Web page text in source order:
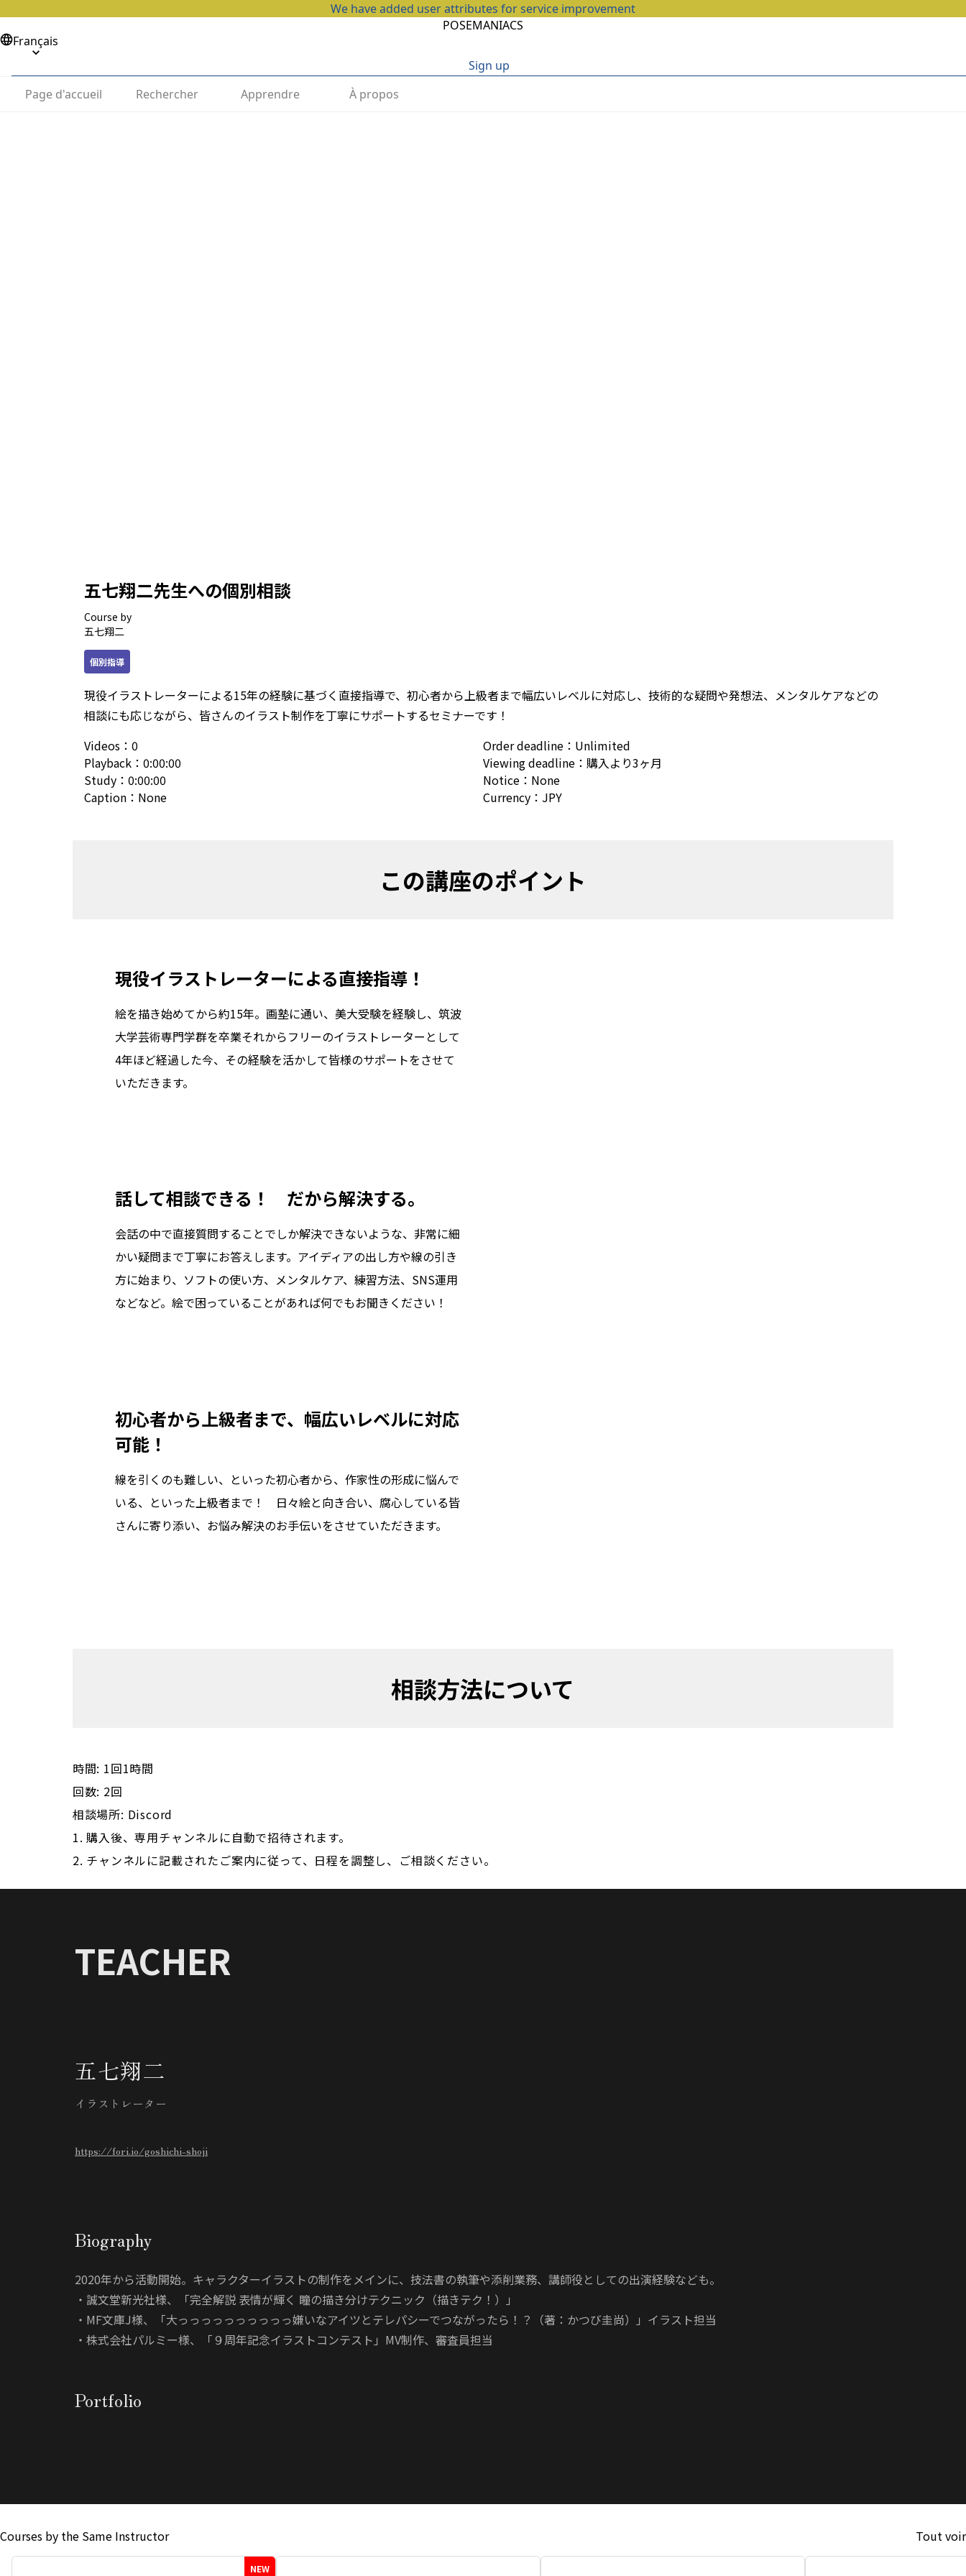
We have added user attributes for service improvement
POSEMANIACS
Français
Sign up
Page d'accueil
Rechercher Apprendre À propos
五七翔二先生への個別相談
Course by
五七翔二
個別指導
現役イラストレーターによる15年の経験に基づく直接指導で、初心者から上級者まで幅広いレベルに対応し、技術的な疑問や発想法、メンタルケアなどの
相談にも応じながら、皆さんのイラスト制作を丁寧にサポートするセミナーです！
Videos： 0
Playback： 0:00:00
Study： 0:00:00
Caption： None
Order deadline： Unlimited
Viewing deadline： 購入より3ヶ月
Notice： None
Currency： JPY
この講座のポイント
現役イラストレーターによる直接指導！
絵を描き始めてから約15年。画塾に通い、美大受験を経験し、筑波
大学芸術専門学群を卒業――それからフリーのイラストレーターとして
4年ほど経過した今、その経験を活かして皆様のサポートをさせて
いただきます。
話して相談できる！　だから解決する。
会話の中で直接質問することでしか解決できないような、非常に細
かい疑問まで丁寧にお答えします。アイディアの出し方や線の引き
方に始まり、ソフトの使い方、メンタルケア、練習方法、SNS運用
などなど。絵で困っていることがあれば何でもお聞きください！
初心者から上級者まで、幅広いレベルに対応
可能！
線を引くのも難しい、といった初心者から、作家性の形成に悩んで
いる、といった上級者まで！　日々絵と向き合い、腐心している皆
さんに寄り添い、お悩み解決のお手伝いをさせていただきます。
相談方法について
時間: 1回1時間
回数: 2回
相談場所: Discord
1. 購入後、専用チャンネルに自動で招待されます。
2. チャンネルに記載されたご案内に従って、日程を調整し、ご相談ください。
TEACHER
五七翔二
イラストレーター
https://fori.io/goshichi-shoji
Biography
2020年から活動開始。キャラクターイラストの制作をメインに、技法書の執筆や添削業務、講師役としての出演経験なども。
・誠文堂新光社様、「完全解説 表情が輝く 瞳の描き分けテクニック（描きテク！）」
・MF文庫J様、「大っっっっっっっっっっ嫌いなアイツとテレパシーでつながったら！？（著：かつび圭尚）」イラスト担当
・株式会社パルミー様、「９周年記念イラストコンテスト」MV制作、審査員担当
Portfolio
Courses by the Same Instructor Tout voir
NEW